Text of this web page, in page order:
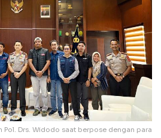
Pol. Drs. Widodo saat berpose dengan para